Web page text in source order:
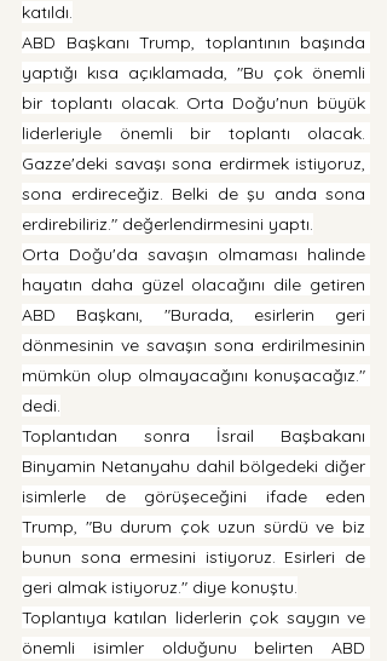
katıldı.
ABD Başkanı Trump, toplantının başında
yaptığı kısa açıklamada, "Bu çok önemli
bir toplantı olacak. Orta Doğu'nun büyük
liderleriyle önemli bir toplantı olacak.
Gazze'deki savaşı sona erdirmek istiyoruz,
sona erdireceğiz. Belki de şu anda sona
erdirebiliriz." değerlendirmesini yaptı.
Orta Doğu'da savaşın olmaması halinde
hayatın daha güzel olacağını dile getiren
ABD Başkanı, "Burada, esirlerin geri
dönmesinin ve savaşın sona erdirilmesinin
mümkün olup olmayacağını konuşacağız."
dedi.
Toplantıdan sonra İsrail Başbakanı
Binyamin Netanyahu dahil bölgedeki diğer
isimlerle de görüşeceğini ifade eden
Trump, "Bu durum çok uzun sürdü ve biz
bunun sona ermesini istiyoruz. Esirleri de
geri almak istiyoruz." diye konuştu.
Toplantıya katılan liderlerin çok saygın ve
önemli isimler olduğunu belirten ABD